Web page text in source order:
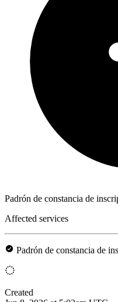
Padrón de constancia de
Affected services
Padrón de constancia de
Created